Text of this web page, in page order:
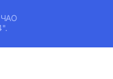
ЧАО